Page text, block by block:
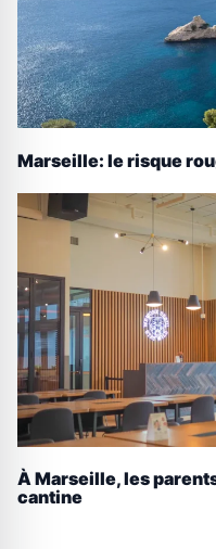
Marseille: le risque
À Marseille, les
cantine